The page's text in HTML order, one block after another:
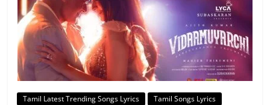
Tamil Latest Trending Songs Lyrics Tamil Songs Lyrics